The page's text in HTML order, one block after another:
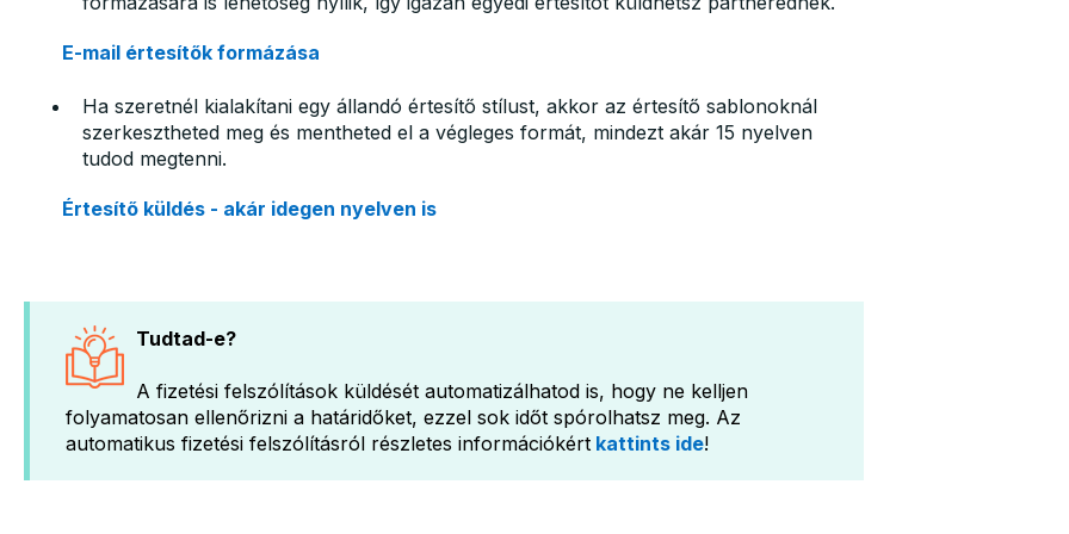
E-mail értesítők formázása
Ha szeretnél kialakítani egy állandó értesítő stílust, akkor az értesítő sablonoknál
szerkesztheted meg és mentheted el a végleges formát, mindezt akár 15 nyelven
tudod megtenni.
Értesítő küldés - akár idegen nyelven is
Tudtad-e?
A fizetési felszólítások küldését automatizálhatod is, hogy ne kelljen
folyamatosan ellenőrizni a határidőket, ezzel sok időt spórolhatsz meg. Az
automatikus fizetési felszólításról részletes információkért kattints ide!